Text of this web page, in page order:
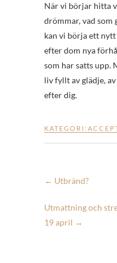
När vi börjar hitta
drömmar, vad som
kan vi börja ett
efter dom nya
som har satts upp.
liv fyllt av glädje,
efter dig.
KATEGORI:
← Utbränd?
Utmattning och
19 april →